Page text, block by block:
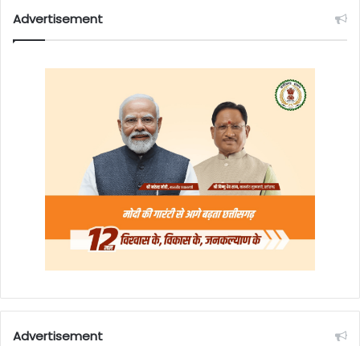
Advertisement
Advertisement